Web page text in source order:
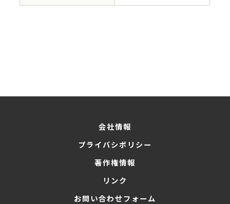
会社情報
プライバシポリシー
著作権情報
リンク
お問い合わせフォーム